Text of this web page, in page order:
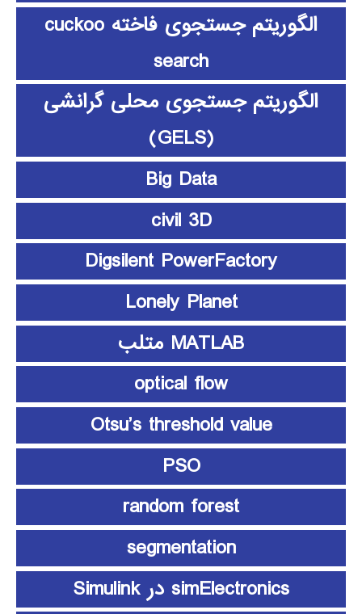
الگوریتم جستجوی فاخته cuckoo
search
الگوریتم جستجوی محلی گرانشی
(GELS)
Big Data
civil 3D
Digsilent PowerFactory
Lonely Planet
MATLAB متلب
optical flow
Otsu’s threshold value
PSO
random forest
segmentation
simElectronics در Simulink